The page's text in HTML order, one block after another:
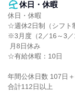
休日・休暇
休日・休暇
☆週休2日制（シフト
※3月度（2／16～3／
☆有給休暇：10日
年間公休日数 107日
合計112日以上